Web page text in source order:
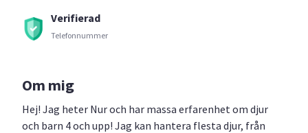
Verifierad
Telefonnummer
Om mig
Hej! Jag heter Nur och har massa erfarenhet om djur
och barn 4 och upp! Jag kan hantera flesta djur, från